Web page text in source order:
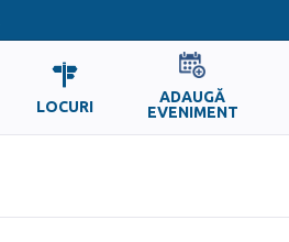
LOCURI
ADAUGĂ
EVENIMENT